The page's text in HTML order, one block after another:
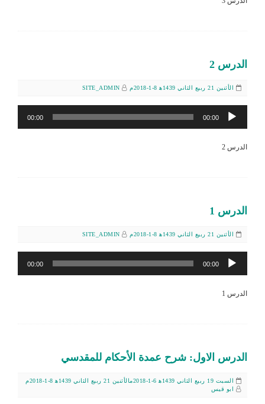
الدرس 2
الأثنين 21 ربيع الثاني 1439ﻫ 8-1-2018م SITE_ADMIN
مشغل
الصوت
00:00
00:00
الدرس 2
الدرس 1
الأثنين 21 ربيع الثاني 1439ﻫ 8-1-2018م SITE_ADMIN
مشغل
الصوت
00:00
00:00
الدرس 1
الدرس الاول: شرح عمدة الأحكام للمقدسي
السبت 19 ربيع الثاني 1439ﻫ 6-1-2018م
الأثنين 21 ربيع الثاني 1439ﻫ 8-1-2018م
ابو قيس